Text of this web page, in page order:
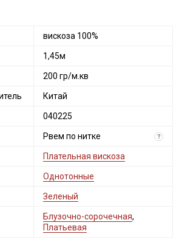
вискоза 100%
1,45м
200 гр/м.кв
Китай
040225
Рвем по нитке ?
Плательная вискоза
Однотонные
Зеленый
Блузочно-сорочечная,
Платьевая